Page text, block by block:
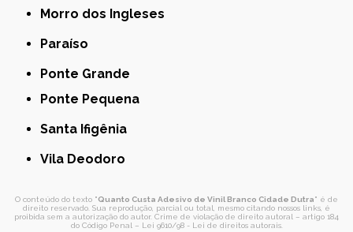
Morro dos Ingleses
Paraíso
Ponte Grande
Ponte Pequena
Santa Ifigênia
Vila Deodoro
O conteúdo do texto "Quanto Custa Adesivo de Vinil Branco Cidade Dutra" é de
direito reservado. Sua reprodução, parcial ou total, mesmo citando nossos links, é
proibida sem a autorização do autor. Crime de violação de direito autoral – artigo 184
do Código Penal – Lei 9610/98 - Lei de direitos autorais.